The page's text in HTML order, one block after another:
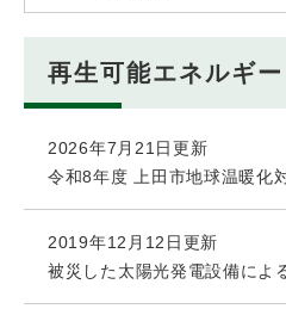
再生可能エネルギー
2026年7月21日更新
令和8年度 上田市地球温暖化
2019年12月12日更新
被災した太陽光発電設備によ